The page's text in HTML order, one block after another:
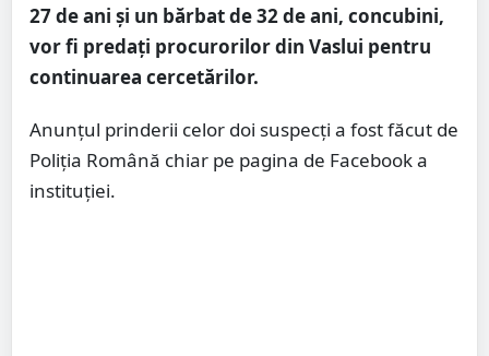
27 de ani și un bărbat de 32 de ani, concubini,
vor fi predați procurorilor din Vaslui pentru
continuarea cercetărilor.
Anunțul prinderii celor doi suspecți a fost făcut de
Poliția Română chiar pe pagina de Facebook a
instituției.